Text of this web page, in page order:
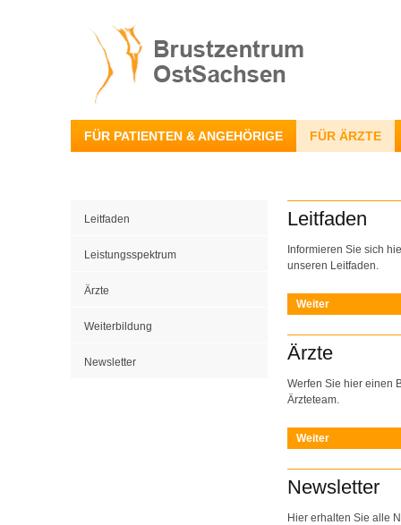
FÜR PATIENTEN & ANGEHÖRIGE FÜR ÄRZTE
Leitfaden
Leistungsspektrum
Ärzte
Weiterbildung
Newsletter
Leitfaden
Informieren Sie sich
unseren Leitfaden.
Weiter
Ärzte
Werfen Sie hier einen
Ärzteteam.
Weiter
Newsletter
Hier erhalten Sie alle